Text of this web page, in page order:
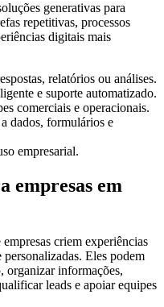
generativas para
repetitivas, processos
digitais mais
relatórios ou análises.
e suporte automatizado.
comerciais e operacionais.
dados, formulários e
empresarial.
empresas em
criem experiências
Eles podem
organizar informações,
leads e apoiar equipes